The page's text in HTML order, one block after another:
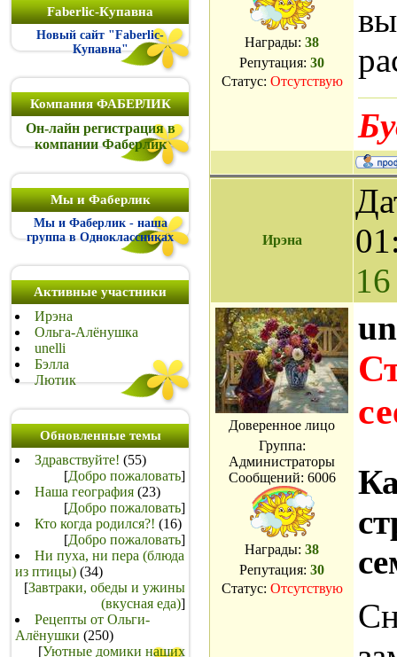
Faberlic-Купавна
Новый сайт "Faberlic-
Купавна"
Компания ФАБЕРЛИК
Он-лайн регистрация в
компании Фаберлик
Мы и Фаберлик
Мы и Фаберлик - наша
группа в Одноклассниках
Активные участники
Ирэна
Ольга-Алёнушка
unelli
Бэлла
Лютик
Обновленные темы
Здравствуйте! (55)
[Добро пожаловать]
Наша география (23)
[Добро пожаловать]
Кто когда родился?! (16)
[Добро пожаловать]
Ни пуха, ни пера (блюда
из птицы) (34)
[Завтраки, обеды и ужины
(вкусная еда)]
Рецепты от Ольги-
Алёнушки (250)
[Уютные домики наших
Награды: 38
Репутация: 30
Статус: Отсутствую
Ирэна
16
Доверенное лицо
Группа:
Администраторы
Сообщений: 6006
Награды: 38
Репутация: 30
Статус: Отсутствую